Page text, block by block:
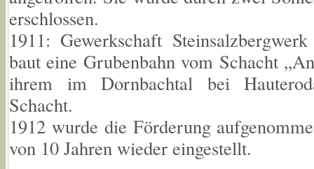
erschlossen.
1911: Gewerkschaft
baut eine Grubenbahn vom Schacht
ihrem im Dornbachtal bei
Schacht.
1912 wurde die Förderung
von 10 Jahren wieder eingestellt.